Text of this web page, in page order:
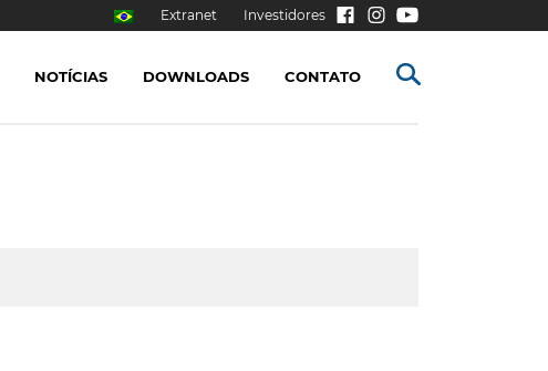
Extranet Investidores
NOTÍCIAS DOWNLOADS CONTATO